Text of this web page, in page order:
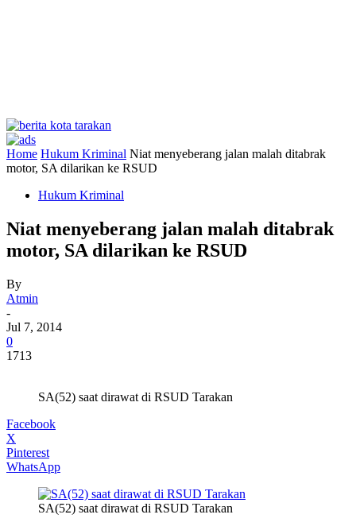
Home Hukum Kriminal Niat menyeberang jalan malah ditabrak
motor, SA dilarikan ke RSUD
Hukum Kriminal
Niat menyeberang jalan malah ditabrak
motor, SA dilarikan ke RSUD
By
Atmin
-
Jul 7, 2014
0
1713
SA(52) saat dirawat di RSUD Tarakan
Facebook
X
Pinterest
WhatsApp
SA(52) saat dirawat di RSUD Tarakan